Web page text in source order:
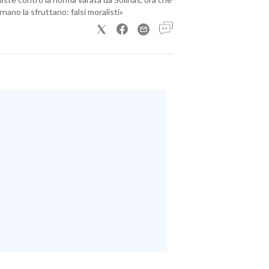
la sfruttano: falsi moralisti»